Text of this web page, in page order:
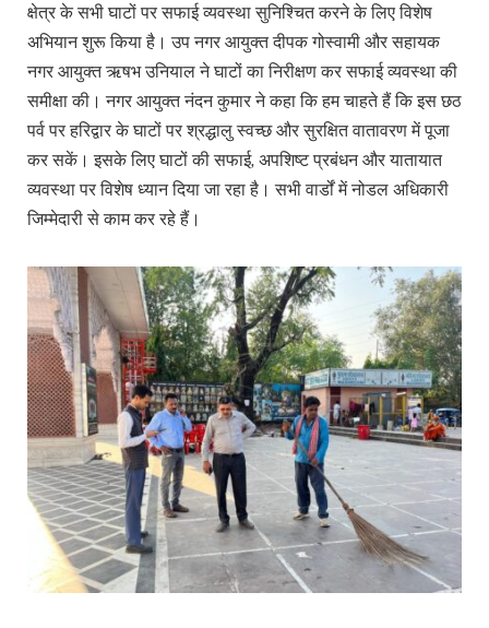
क्षेत्र के सभी घाटों पर सफाई व्यवस्था सुनिश्चित करने के लिए विशेष
अभियान शुरू किया है। उप नगर आयुक्त दीपक गोस्वामी और सहायक
नगर आयुक्त ऋषभ उनियाल ने घाटों का निरीक्षण कर सफाई व्यवस्था की
समीक्षा की। नगर आयुक्त नंदन कुमार ने कहा कि हम चाहते हैं कि इस छठ
पर्व पर हरिद्वार के घाटों पर श्रद्धालु स्वच्छ और सुरक्षित वातावरण में पूजा
कर सकें। इसके लिए घाटों की सफाई, अपशिष्ट प्रबंधन और यातायात
व्यवस्था पर विशेष ध्यान दिया जा रहा है। सभी वार्डों में नोडल अधिकारी
जिम्मेदारी से काम कर रहे हैं।